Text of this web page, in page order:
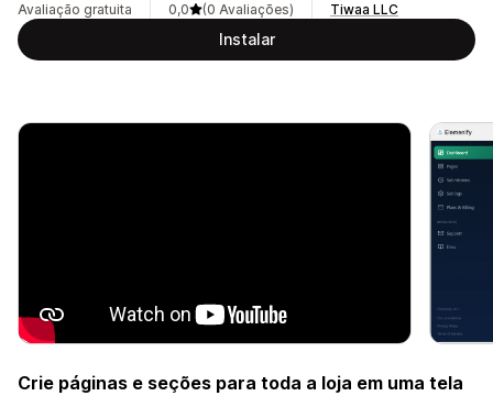
Avaliação gratuita
0,0
(0 Avaliações)
Tiwaa LLC
Instalar
Crie páginas e seções para toda a loja em uma tela